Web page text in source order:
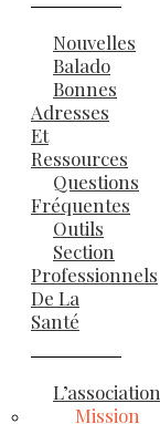
Nouvelles
Balado
Bonnes
Adresses
Et
Ressources
Questions
Fréquentes
Outils
Section
Professionnels
De La
Santé
L’association
Mission